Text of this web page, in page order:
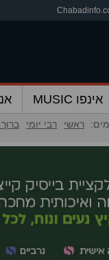
אינפו MUSIC
ראשי רבי יומי